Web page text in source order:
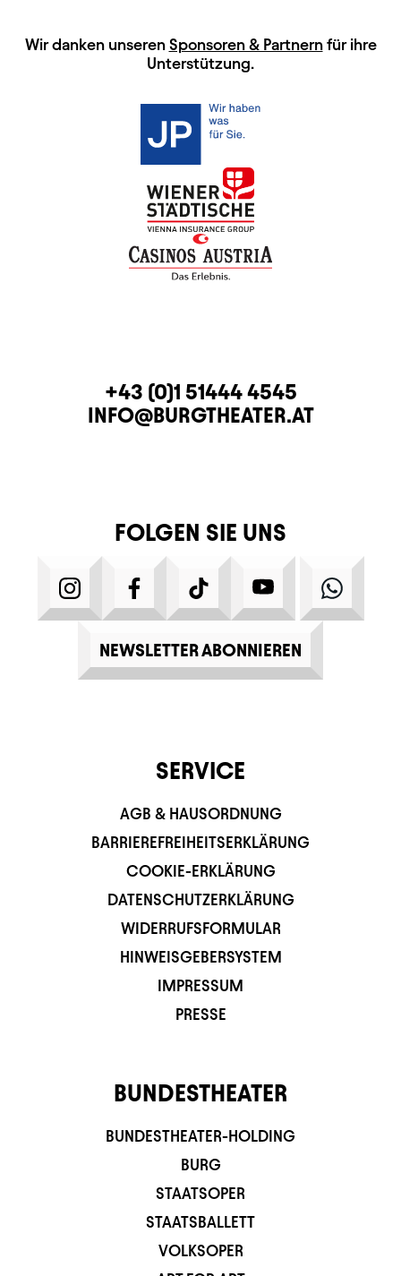
HAUPTSPONSOREN
Wir danken unseren Sponsoren & Partnernfür ihre
Unterstützung.
KONTAKTTELEFON
+43 (0)1 51444 4545
E-MAIL
INFO@BURGTHEATER.AT
FOLGEN SIE UNS
INSTAGRAMFACEBOOKTIKTOK YOUTUBE
NEWSLETTER ABONNIEREN
SERVICE
AGB & HAUSORDNUNG
BARRIEREFREIHEITSERKLÄRUNG
COOKIE-ERKLÄRUNG
DATENSCHUTZERKLÄRUNG
WIDERRUFSFORMULAR
HINWEISGEBERSYSTEM
IMPRESSUM
PRESSE
BUNDESTHEATER
BUNDESTHEATER-HOLDING
BURG
STAATSOPER
STAATSBALLETT
VOLKSOPER